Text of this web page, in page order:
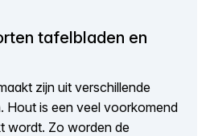
tafelbladen en
zijn uit verschillende
Hout is een veel voorkomend
wordt. Zo worden de